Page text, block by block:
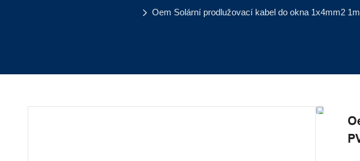
Oem Solární prodlužovací kabel do okna 1x4mm2